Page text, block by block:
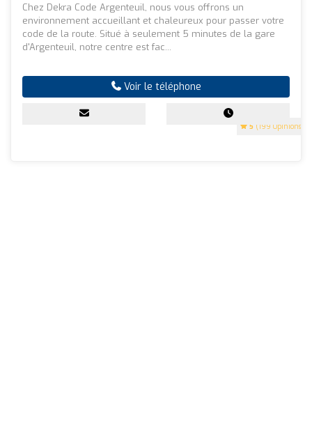
5 (199 Opinions)
Chez Dekra Code Argenteuil, nous vous offrons un
environnement accueillant et chaleureux pour passer votre
code de la route. Situé à seulement 5 minutes de la gare
d'Argenteuil, notre centre est fac...
Voir le téléphone